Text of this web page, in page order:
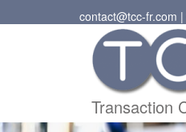
contact@tcc-fr.com
Transaction